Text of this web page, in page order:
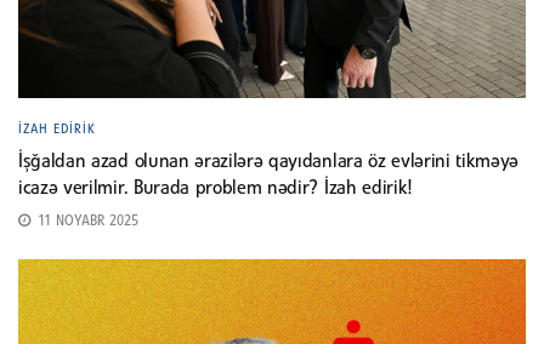
İZAH EDIRIK
İşğaldan azad olunan ərazilərə qayıdanlara öz evlərini tikməyə
icazə verilmir. Burada problem nədir? İzah edirik!
11 NOYABR 2025